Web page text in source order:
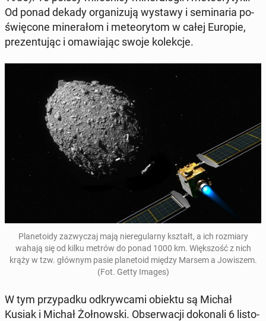
Od ponad dekady or­ga­ni­zu­ją wystawy i se­mi­na­ria po­
świę­co­ne mi­ne­ra­łom i me­te­ory­tom w całej Europie,
pre­zen­tu­jąc i oma­wia­jąc swoje ko­lek­cje.
Pla­ne­to­idy za­zwy­czaj mają nie­re­gu­lar­ny kształt, a ich roz­mia­ry
wahają się od kilku metrów do ponad 1000 km. Więk­szość z nich
krąży w tzw. głównym pasie pla­ne­to­id między Marsem a Jo­wi­szem.
(Fot. Getty Images)
W tym przy­pad­ku od­kryw­ca­mi obiektu są Michał
Kusiak i Michał Żoł­now­ski. Ob­ser­wa­cji do­ko­na­li 6 li­sto­